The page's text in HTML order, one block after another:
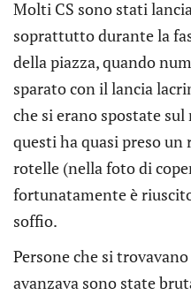
Molti CS sono stati
soprattutto durante la
della piazza, quando
sparato con il lancia
che si erano spostate
questi ha quasi preso un
rotelle (nella foto di
fortunatamente è
soffio.
Persone che si
avanzava sono state